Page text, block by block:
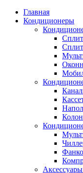
Главная
Кондиционеры